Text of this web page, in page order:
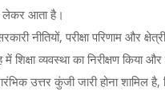
लेकर आता है।
परीक्षा परिणाम और क्षेत्रीय
व्यवस्था का निरीक्षण किया
उत्तर कुंजी जारी होना शामिल